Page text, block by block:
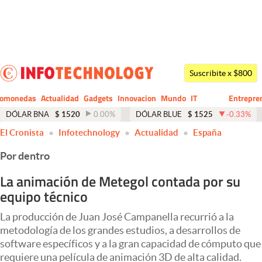
Dólar
Economía y Política
Finanzas y Mercados
Mercados Online
Negocios
Columnistas
Apertura
Suscribite x $800
Actualidad Gadgets Innovacion Mundo
CIO
IT
Business
DÓLAR BNA $ 1520 0.00% DÓLAR BLUE $ 1525 -0.33%
El Cronista Infotechnology Actualidad España
Por dentro
La animación de Metegol contada por su
equipo técnico
La producción de Juan José Campanella recurrió a la
metodología de los grandes estudios, a desarrollos de
software específicos y a la gran capacidad de cómputo que
requiere una película de animación 3D de alta calidad.